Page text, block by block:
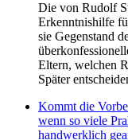
Die von Rudolf
Erkenntnishilfe
sie Gegenstand
Eltern, welchen
Später
Kommt die
wenn so viele
handwerklich